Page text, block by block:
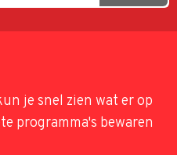
je snel zien wat er op
programma's bewaren